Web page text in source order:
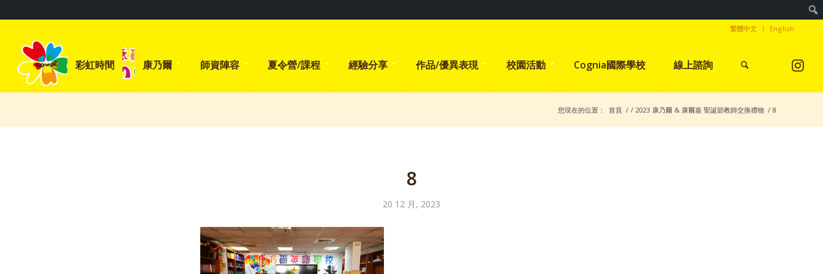
繁體中文 English
彩虹時間 康乃爾 師資陣容 夏令營/課程 經驗分享 作品/優異表現 校園活動 Cognia國際學校 線上諮詢
您現在的位置： 首頁 / / 2023 康乃爾 & 康爾嘉 聖誕節教師交換禮物 / 8
8
20 12 月, 2023